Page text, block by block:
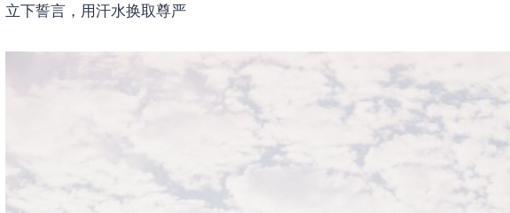
立下誓言，用汗水换取尊严